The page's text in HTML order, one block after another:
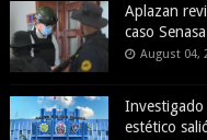
Aplazan
caso Senasa
August 04,
Investigado
estético